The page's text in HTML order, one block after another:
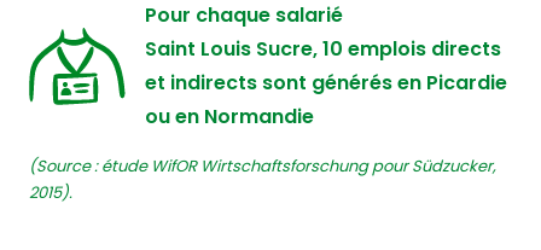
Pour chaque salarié
Saint Louis Sucre, 10 emplois directs
et indirects sont générés en Picardie
ou en Normandie
(Source : étude WifOR Wirtschaftsforschung pour Südzucker,
2015).